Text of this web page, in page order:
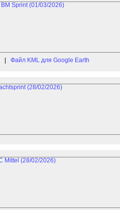
| Файл KML для Google Earth